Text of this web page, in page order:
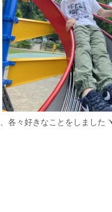
各々好きなことをしました